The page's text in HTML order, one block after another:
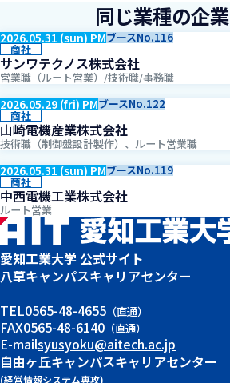
同じ業種の企業
2026.05.31 (sun) PMブースNo.116
商社
サンワテクノス株式会社
営業職（ルート営業）/技術職/事務職
2026.05.29 (fri) PMブースNo.122
商社
山崎電機産業株式会社
技術職（制御盤設計製作）、ルート営業職
2026.05.31 (sun) PMブースNo.119
商社
中西電機工業株式会社
ルート営業
愛知工業大学 公式サイト
八草キャンパスキャリアセンター
TEL0565-48-4655 （直通）
FAX0565-48-6140 （直通）
E-mailsyusyoku@aitech.ac.jp
自由ヶ丘キャンパスキャリアセンター
(経営情報システム専攻)